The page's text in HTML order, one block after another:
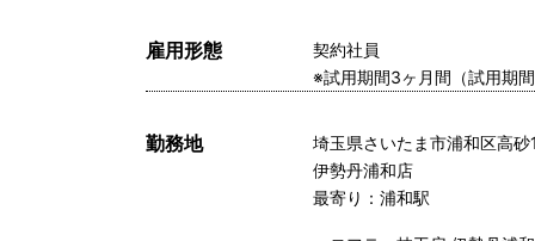
雇用形態
契約社員
※試用期間3ヶ月間（試用期
勤務地
埼玉県さいたま市浦和区高
伊勢丹浦和店
最寄り：浦和駅